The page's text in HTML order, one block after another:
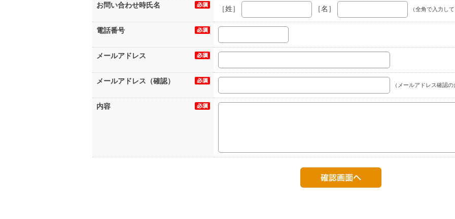
お問い合わせ時氏名 ［姓］ ［名］ （全角で入力して
電話番号
メールアドレス
メールアドレス（確認）
（メールアドレス確認
内容